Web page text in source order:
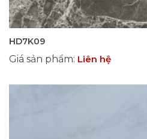
HD7K09
Giá sản phẩm: Liên hệ